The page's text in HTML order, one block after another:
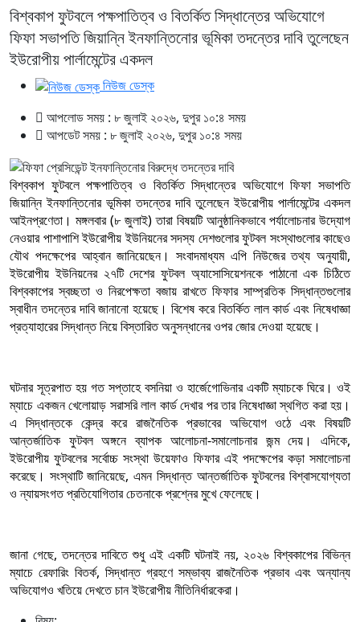
বিশ্বকাপ ফুটবলে পক্ষপাতিত্ব ও বিতর্কিত সিদ্ধান্তের অভিযোগে
ফিফা সভাপতি জিয়ান্নি ইনফান্তিনোর ভূমিকা তদন্তের দাবি তুলেছেন
ইউরোপীয় পার্লামেন্টের একদল
নিউজ ডেস্ক
আপলোড সময় : ৮ জুলাই ২০২৬, দুপুর ১০:৪ সময়
আপডেট সময় : ৮ জুলাই ২০২৬, দুপুর ১০:৪ সময়
বিশ্বকাপ ফুটবলে পক্ষপাতিত্ব ও বিতর্কিত সিদ্ধান্তের অভিযোগে ফিফা সভাপতি
জিয়ান্নি ইনফান্তিনোর ভূমিকা তদন্তের দাবি তুলেছেন ইউরোপীয় পার্লামেন্টের একদল
আইনপ্রণেতা। মঙ্গলবার (৮ জুলাই) তারা বিষয়টি আনুষ্ঠানিকভাবে পর্যালোচনার উদ্যোগ
নেওয়ার পাশাপাশি ইউরোপীয় ইউনিয়নের সদস্য দেশগুলোর ফুটবল সংস্থাগুলোর কাছেও
যৌথ পদক্ষেপের আহ্বান জানিয়েছেন। সংবাদমাধ্যম এপি নিউজের তথ্য অনুযায়ী,
ইউরোপীয় ইউনিয়নের ২৭টি দেশের ফুটবল অ্যাসোসিয়েশনকে পাঠানো এক চিঠিতে
বিশ্বকাপের স্বচ্ছতা ও নিরপেক্ষতা বজায় রাখতে ফিফার সাম্প্রতিক সিদ্ধান্তগুলোর
স্বাধীন তদন্তের দাবি জানানো হয়েছে। বিশেষ করে বিতর্কিত লাল কার্ড এবং নিষেধাজ্ঞা
প্রত্যাহারের সিদ্ধান্ত নিয়ে বিস্তারিত অনুসন্ধানের ওপর জোর দেওয়া হয়েছে।
ঘটনার সূত্রপাত হয় গত সপ্তাহে বসনিয়া ও হার্জেগোভিনার একটি ম্যাচকে ঘিরে। ওই
ম্যাচে একজন খেলোয়াড় সরাসরি লাল কার্ড দেখার পর তার নিষেধাজ্ঞা স্থগিত করা হয়।
এ সিদ্ধান্তকে কেন্দ্র করে রাজনৈতিক প্রভাবের অভিযোগ ওঠে এবং বিষয়টি
আন্তর্জাতিক ফুটবল অঙ্গনে ব্যাপক আলোচনা-সমালোচনার জন্ম দেয়। এদিকে,
ইউরোপীয় ফুটবলের সর্বোচ্চ সংস্থা উয়েফাও ফিফার এই পদক্ষেপের কড়া সমালোচনা
করেছে। সংস্থাটি জানিয়েছে, এমন সিদ্ধান্ত আন্তর্জাতিক ফুটবলের বিশ্বাসযোগ্যতা
ও ন্যায়সংগত প্রতিযোগিতার চেতনাকে প্রশ্নের মুখে ফেলেছে।
জানা গেছে, তদন্তের দাবিতে শুধু এই একটি ঘটনাই নয়, ২০২৬ বিশ্বকাপের বিভিন্ন
ম্যাচে রেফারিং বিতর্ক, সিদ্ধান্ত গ্রহণে সম্ভাব্য রাজনৈতিক প্রভাব এবং অন্যান্য
অভিযোগও খতিয়ে দেখতে চান ইউরোপীয় নীতিনির্ধারকেরা।